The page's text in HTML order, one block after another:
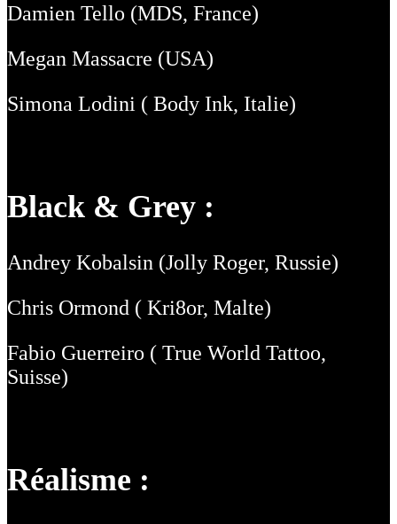
Damien Tello (MDS, France)
Megan Massacre (USA)
Simona Lodini ( Body Ink, Italie)
Black & Grey :
Andrey Kobalsin (Jolly Roger, Russie)
Chris Ormond ( Kri8or, Malte)
Fabio Guerreiro ( True World Tattoo,
Suisse)
Réalisme :